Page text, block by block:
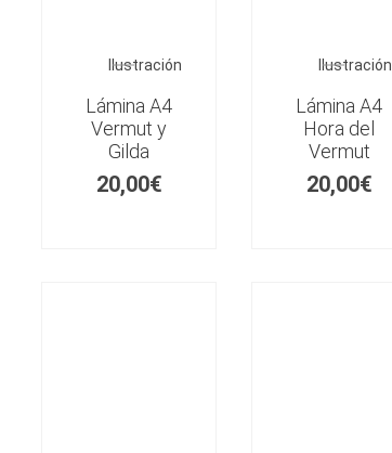
Ilustración
Lámina A4
Vermut y
Gilda
20,00€
Ilustración
Lámina A4
Hora del
Vermut
20,00€